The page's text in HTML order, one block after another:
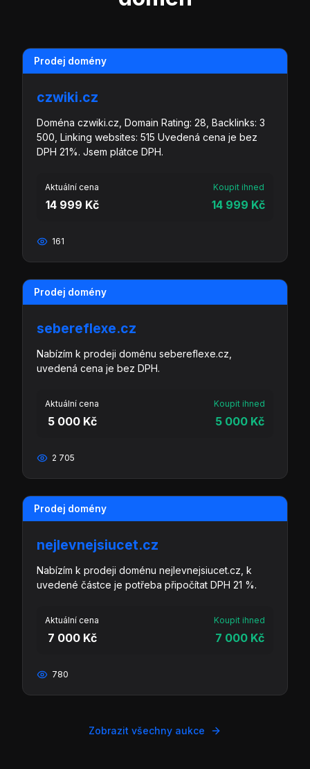
Prodej domény
czwiki.cz
Doména czwiki.cz, Domain Rating: 28, Backlinks: 3
500, Linking websites: 515 Uvedená cena je bez
DPH 21%. Jsem plátce DPH.
Aktuální cena
14 999 Kč
Koupit ihned
14 999 Kč
161
Prodej domény
sebereflexe.cz
Nabízím k prodeji doménu sebereflexe.cz,
uvedená cena je bez DPH.
Aktuální cena
5 000 Kč
Koupit ihned
5 000 Kč
2 705
Prodej domény
nejlevnejsiucet.cz
Nabízím k prodeji doménu nejlevnejsiucet.cz, k
uvedené částce je potřeba připočítat DPH 21 %.
Aktuální cena
7 000 Kč
Koupit ihned
7 000 Kč
780
Zobrazit všechny aukce